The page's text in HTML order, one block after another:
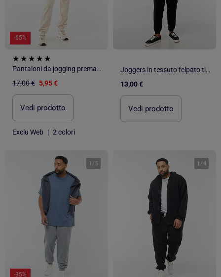
-65%
Pantaloni da jogging premaman in french terry
17,00 € 5,95 €
Vedi prodotto
Exclu Web | 2 colori
Joggers in tessuto felpato tinta unita
13,00 €
Vedi prodotto
1 / 5
-35%
1 /4